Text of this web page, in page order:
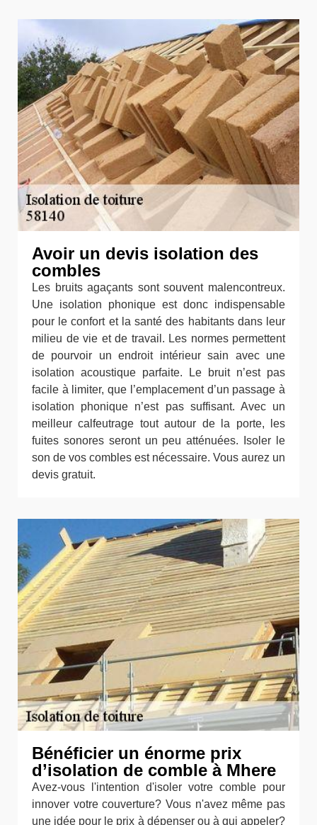
Avoir un devis isolation des
combles
Les bruits agaçants sont souvent malencontreux.
Une isolation phonique est donc indispensable
pour le confort et la santé des habitants dans leur
milieu de vie et de travail. Les normes permettent
de pourvoir un endroit intérieur sain avec une
isolation acoustique parfaite. Le bruit n’est pas
facile à limiter, que l’emplacement d’un passage à
isolation phonique n’est pas suffisant. Avec un
meilleur calfeutrage tout autour de la porte, les
fuites sonores seront un peu atténuées. Isoler le
son de vos combles est nécessaire. Vous aurez un
devis gratuit.
Bénéficier un énorme prix
d’isolation de comble à Mhere
Avez-vous l'intention d'isoler votre comble pour
innover votre couverture? Vous n'avez même pas
une idée pour le prix à dépenser ou à qui appeler?